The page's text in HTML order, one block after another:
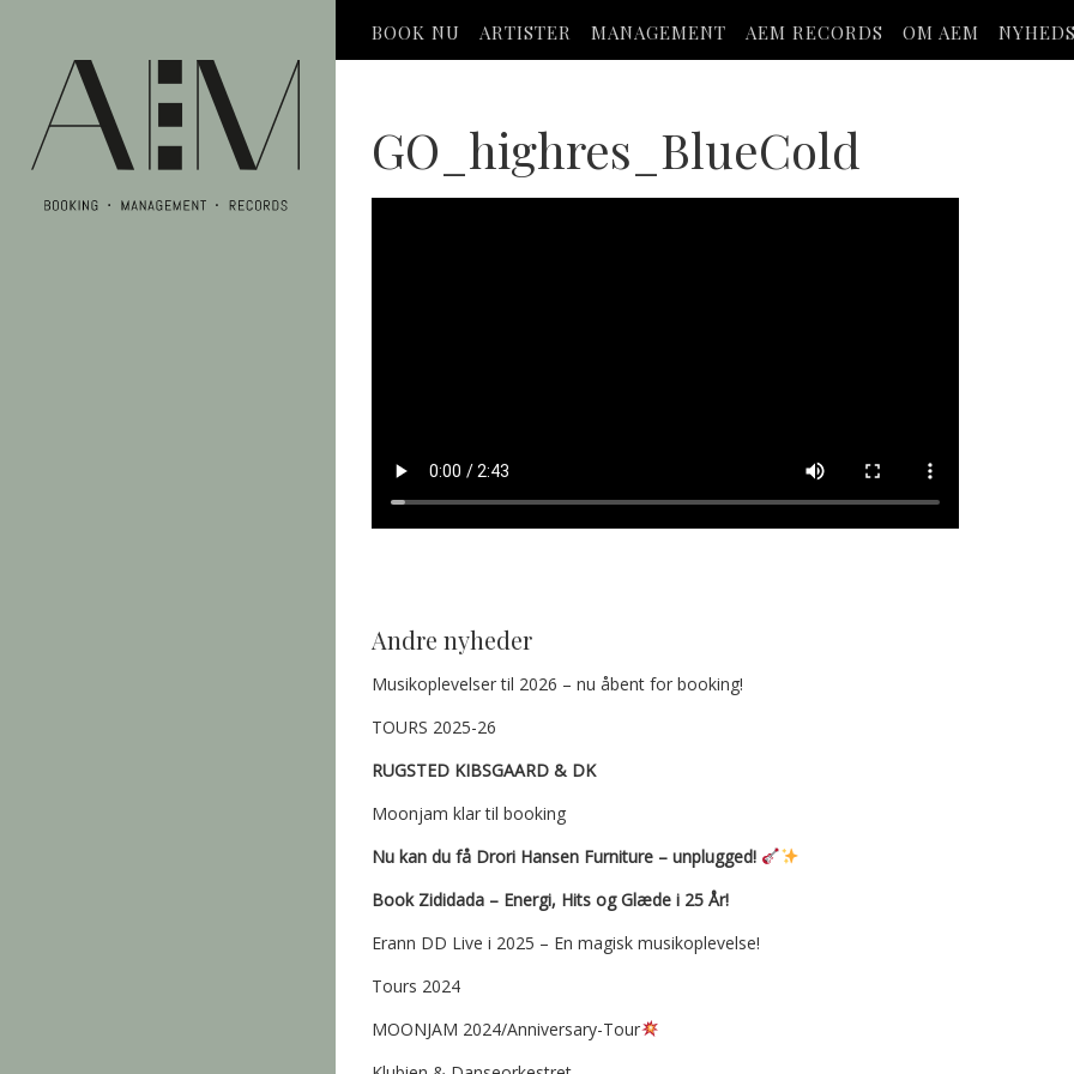
BOOK NU ARTISTER MANAGEMENT AEM RECORDS OM AEM
GO_highres_BlueCold
Andre nyheder
Musikoplevelser til 2026 – nu åbent for booking!
TOURS 2025-26
RUGSTED KIBSGAARD & DK
Moonjam klar til booking
Nu kan du få Drori Hansen Furniture – unplugged!
Book Zididada – Energi, Hits og Glæde i 25 År!
Erann DD Live i 2025 – En magisk musikoplevelse!
Tours 2024
MOONJAM 2024/Anniversary-Tour